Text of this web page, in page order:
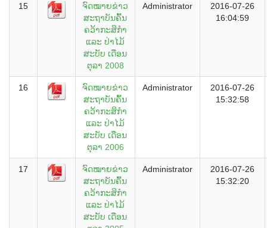
15
ຈົດໝາຍຂ່າວ
ສະຖາບັນຄົ້ນ
ຄວ້າກະສິກຳ
ແລະ ປ່າໄມ້
ສະບັບ ເດືອນ
ຕຸລາ 2008
Administrator
2016-07-26
16:04:59
16
ຈົດໝາຍຂ່າວ
ສະຖາບັນຄົ້ນ
ຄວ້າກະສິກຳ
ແລະ ປ່າໄມ້
ສະບັບ ເດືອນ
ຕຸລາ 2006
Administrator
2016-07-26
15:32:58
17
ຈົດໝາຍຂ່າວ
ສະຖາບັນຄົ້ນ
ຄວ້າກະສິກຳ
ແລະ ປ່າໄມ້
ສະບັບ ເດືອນ
Administrator
2016-07-26
15:32:20